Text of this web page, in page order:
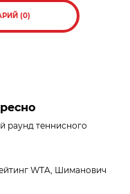
(0)
раунд теннисного
WTA, Шиманович